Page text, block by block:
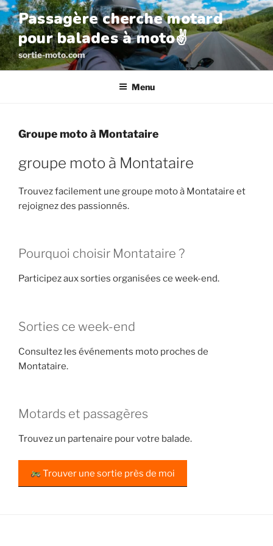
Aller
au
contenu
principal
Passagère cherche motard
pour balades à moto✌️
sortie-moto.com
Menu
Groupe moto à Montataire
groupe moto à Montataire
Trouvez facilement une groupe moto à Montataire et
rejoignez des passionnés.
Pourquoi choisir Montataire ?
Participez aux sorties organisées ce week-end.
Sorties ce week-end
Consultez les événements moto proches de
Montataire.
Motards et passagères
Trouvez un partenaire pour votre balade.
Trouver une sortie près de moi